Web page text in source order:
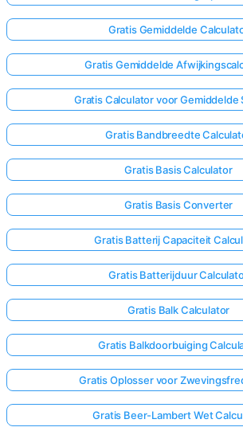
Geen
Stel
Eerste
Vraag
Gratis Gemiddelde
Gratis Gemiddelde
Gratis Calculator voor Gemiddelde
Gratis Bandbreedte
Gratis Basis Calculator
Gratis Basis Converter
Gratis Batterij Capaciteit
Gratis Batterijduur
Gratis Balk Calculator
Gratis Balkdoorbuiging
Gratis Oplosser voor
Gratis Beer-Lambert Wet